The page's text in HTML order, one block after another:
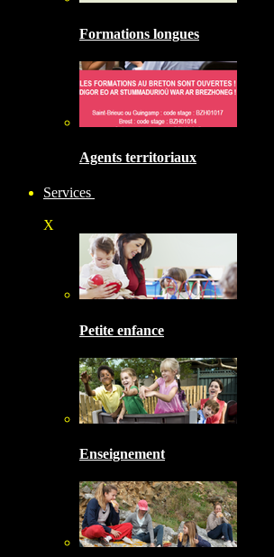
Formations longues
Agents territoriaux
Services
X
Petite enfance
Enseignement